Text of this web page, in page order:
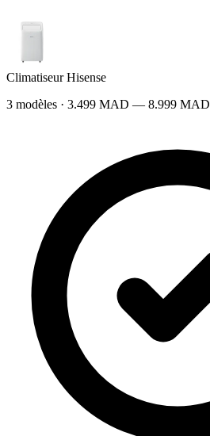
Climatiseur Hisense
3 modèles · 3.499 MAD — 8.999 MAD